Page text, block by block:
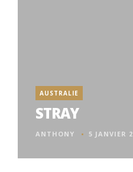
AUSTRALIE
STRAY
ANTHONY 5 JANVIER